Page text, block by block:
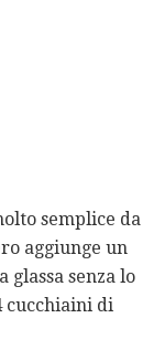
semplice da
aggiunge un
glassa senza lo
cucchiaini di